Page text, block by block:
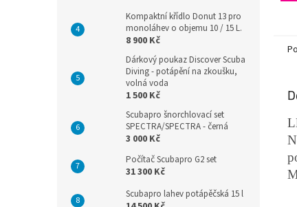
Kompaktní křídlo Donut 13 pro
monoláhev o objemu 10 / 15 L.
8 900 Kč
Dárkový poukaz Discover Scuba
Diving - potápění na zkoušku,
volná voda
1 500 Kč
Scubapro šnorchlovací set
SPECTRA/SPECTRA - černá
3 000 Kč
Počítač Scubapro G2 set
31 300 Kč
Scubapro lahev potápěčská 15 l